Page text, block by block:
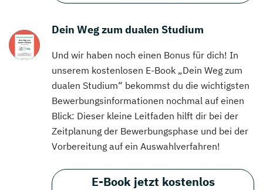
Dein Weg zum dualen Studium
Und wir haben noch einen Bonus für dich! In
unserem kostenlosen E-Book „Dein Weg zum
dualen Studium“ bekommst du die wichtigsten
Bewerbungsinformationen nochmal auf einen
Blick: Dieser kleine Leitfaden hilft dir bei der
Zeitplanung der Bewerbungsphase und bei der
Vorbereitung auf ein Auswahlverfahren!
E-Book jetzt kostenlos